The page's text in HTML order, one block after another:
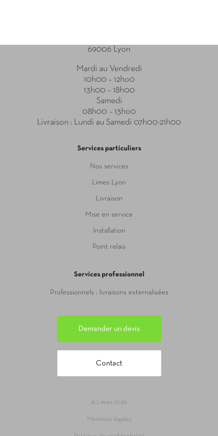
69006 Lyon
Mardi au Vendredi
10h00 – 12ho0
13h00 – 18h00
Samedi
08h00 – 13ho0
Livraison : Lundi au Samedi 07h00-21h00
Services particuliers
Nos services
Limes Lyon
Livraison
Mise en service
Installation
Point relais
Services professionnel
Professionnels : livraisons externalisées
Demander un devis
Contact
© Limes 2026
Mentions légales